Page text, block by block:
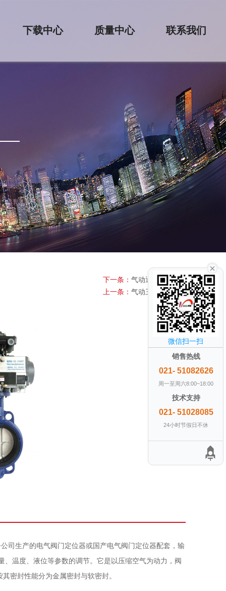
下载中心 质量中心 联系我们
微信扫一扫
销售热线
021- 51082626
周一至周六8:00~18:00
技术支持
021- 51028085
24小时节假日不休
下一条： 气动通风蝶阀
上一条： 气动三偏心蝶阀
司生产的电气阀门定位器或国产电气阀门定位器配套，输
温度、液位等参数的调节。它是以压缩空气为动力，阀
密封性能分为金属密封与软密封。